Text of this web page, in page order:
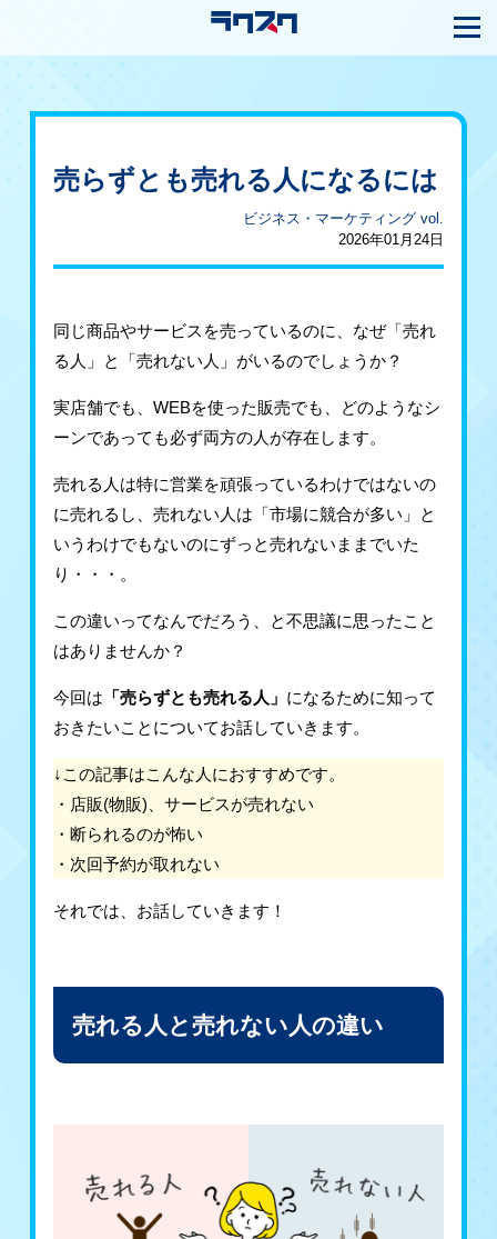
売らずとも売れる人になるには
ビジネス・マーケティング vol.
2026年01月24日
同じ商品やサービスを売っているのに、なぜ「売れ
る人」と「売れない人」がいるのでしょうか？
実店舗でも、WEBを使った販売でも、どのようなシ
ーンであっても必ず両方の人が存在します。
売れる人は特に営業を頑張っているわけではないの
に売れるし、売れない人は「市場に競合が多い」と
いうわけでもないのにずっと売れないままでいた
り・・・。
この違いってなんでだろう、と不思議に思ったこと
はありませんか？
今回は 「売らずとも売れる人」 になるために知って
おきたいことについてお話していきます。
↓この記事はこんな人におすすめです。
・店販(物販)、サービスが売れない
・断られるのが怖い
・次回予約が取れない
それでは、お話していきます！
売れる人と売れない人の違い